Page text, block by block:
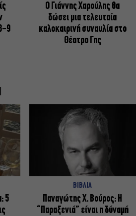
9
Ο Γιάννης Χαρούλης θα
δώσει μια τελευταία
καλοκαιρινή συναυλία στο
Θέατρο Γης
5
ΒΙΒΛΙΑ
Παναγώτης Χ. Βούρος: Η
“Παραξενιά” είναι η δύναμή